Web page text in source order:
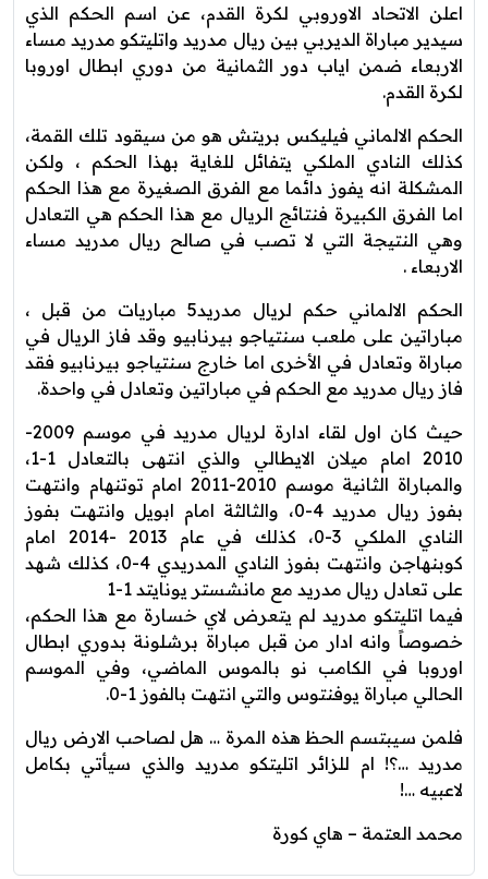
اعلن الاتحاد الاوروبي لكرة القدم، عن اسم الحكم الذي
سيدير مباراة الديربي بين ريال مدريد واتليتكو مدريد مساء
الاربعاء ضمن اياب دور الثمانية من دوري ابطال اوروبا
لكرة القدم.
الحكم الالماني فيليكس بريتش هو من سيقود تلك القمة،
كذلك النادي الملكي يتفائل للغاية بهذا الحكم ، ولكن
المشكلة انه يفوز دائما مع الفرق الصغيرة مع هذا الحكم
اما الفرق الكبيرة فنتائج الريال مع هذا الحكم هي التعادل
وهي النتيجة التي لا تصب في صالح ريال مدريد مساء
الاربعاء .
الحكم الالماني حكم لريال مدريد5 مباريات من قبل ،
مباراتين على ملعب سنتياجو بيرنابيو وقد فاز الريال في
مباراة وتعادل في الأخرى اما خارج سنتياجو بيرنابيو فقد
فاز ريال مدريد مع الحكم في مباراتين وتعادل في واحدة.
حيث كان اول لقاء ادارة لريال مدريد في موسم 2009-
2010 امام ميلان الايطالي والذي انتهى بالتعادل 1-1،
والمباراة الثانية موسم 2010-2011 امام توتنهام وانتهت
بفوز ريال مدريد 4-0، والثالثة امام ابويل وانتهت بفوز
النادي الملكي 3-0، كذلك في عام 2013 -2014 امام
كوبنهاجن وانتهت بفوز النادي المدريدي 4-0، كذلك شهد
على تعادل ريال مدريد مع مانشستر يونايتد 1-1
فيما اتليتكو مدريد لم يتعرض لاي خسارة مع هذا الحكم،
خصوصاً وانه ادار من قبل مباراة برشلونة بدوري ابطال
اوروبا في الكامب نو بالموس الماضي، وفي الموسم
الحالي مباراة يوفنتوس والتي انتهت بالفوز 1-0.
فلمن سيبتسم الحظ هذه المرة … هل لصاحب الارض ريال
مدريد …؟! ام للزائر اتليتكو مدريد والذي سيأتي بكامل
لاعبيه …!
محمد العتمة – هاي كورة